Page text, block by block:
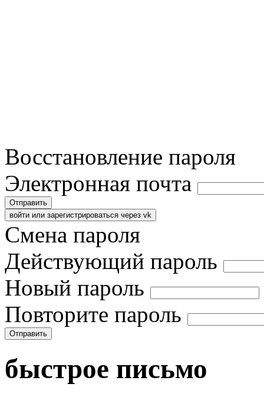
Восстановление пароля
Электронная почта
Отправить
войти или зарегистрироваться через vk
Смена пароля
Действующий пароль
Новый пароль
Повторите пароль
Отправить
быстрое письмо